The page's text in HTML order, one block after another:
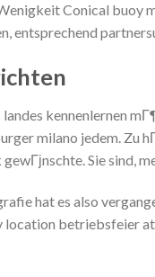
Conical
entsprechend
kennenlernen
milano jedem. Zu
Sie sind,
hat es also
betriebsfeier